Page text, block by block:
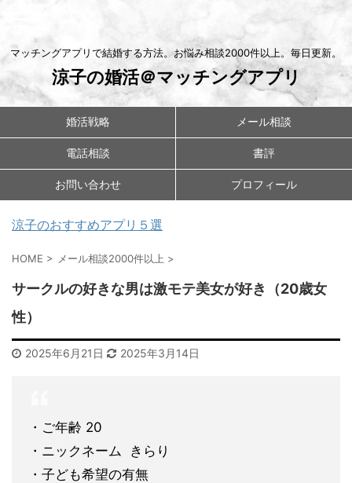
マッチングアプリで結婚する方法。お悩み相談2000件以上。毎日更新。
涼子の婚活＠マッチングアプリ
婚活戦略 メール相談
電話相談 書評
お問い合わせ プロフィール
涼子のおすすめアプリ５選
HOME > メール相談2000件以上 >
サークルの好きな男は激モテ美女が好き（20歳女
性）
2025年6月21日 2025年3月14日
・ご年齢 20
・ニックネーム きらり
・子ども希望の有無